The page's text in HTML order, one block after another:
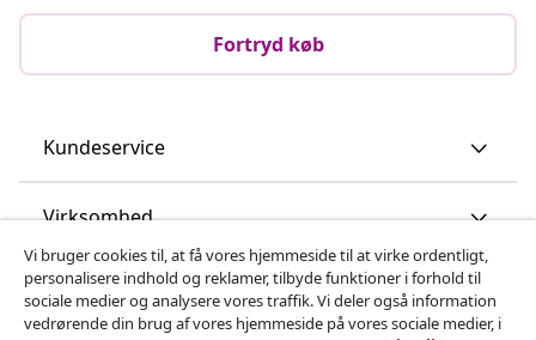
Fortryd køb
Kundeservice
Virksomhed
vidaXL
Vi bruger cookies til, at få vores hjemmeside til at virke ordentligt,
personalisere indhold og reklamer, tilbyde funktioner i forhold til
sociale medier og analysere vores traffik. Vi deler også information
vedrørende din brug af vores hjemmeside på vores sociale medier, i